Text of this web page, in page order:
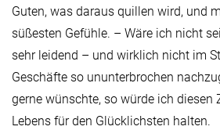
Guten, was daraus quillen wird, und
süßesten Gefühle. – Wäre ich nicht
sehr leidend – und wirklich nicht im
Geschäfte so ununterbrochen
gerne wünschte, so würde ich diesen
Lebens für den Glücklichsten halten.